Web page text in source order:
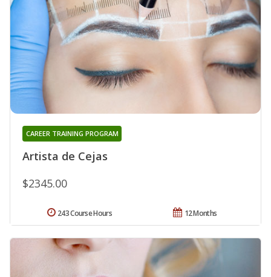
Artista de Cejas
CAREER TRAINING PROGRAM
$2345.00
12 Months
243 Course Hours